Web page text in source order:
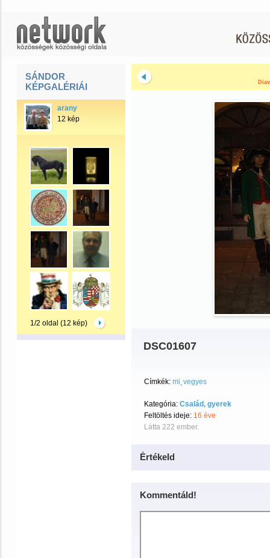
SÁNDOR
KÉPGALÉRIÁI
arany
12 kép
1/2 oldal (12 kép)
DSC01607
Címkék: mi vegyes
Kategória: Család, gyerek
Feltöltés ideje: 16 éve
Látta 222 ember.
Értékeld
Kommentáld!